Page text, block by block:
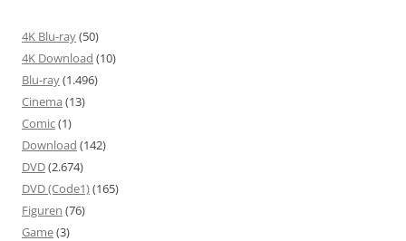
4K Blu-ray(50)
4K Download (10)
Blu-ray(1.496)
Cinema (13)
Comic(1)
Download (142)
DVD(2.674)
DVD (Code1)(165)
Figuren (76)
Game(3)